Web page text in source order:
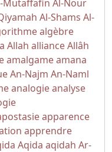
Mutaffafin Al-Nour
Al-Shams Al-
algèbre
Allah allianceAllâh
amalgameamana
An-Najm An-Naml
analogieanalyse
apparence
apprendre
Aqida aqidah Ar-